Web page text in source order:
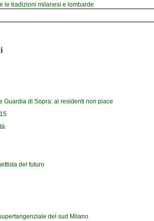
le tradizioni milanesi e lombarde
Guardia di Sopra: ai residenti non piace
del futuro
del sud Milano